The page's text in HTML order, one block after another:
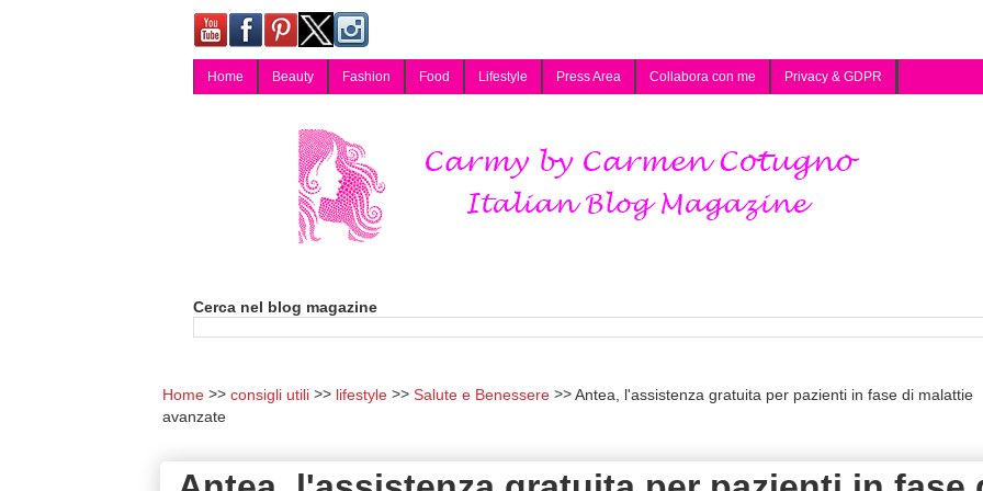
Home Beauty Fashion Food Lifestyle Press Area Collabora con me Privacy & GDPR
Cerca nel blog magazine
Home consigli utili lifestyle Salute e Benessere
Antea, l'assistenza gratuita per pazienti in fase di malattie
avanzate